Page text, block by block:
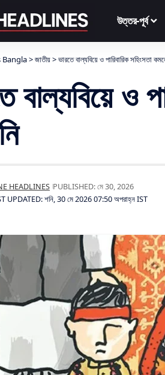
উত্তর-পূর্ব
Bangla>জাতীয়>ভারতে বাল্যবিয়ে ও পারিবারিক সহিংসতা
বাল্যবিয়ে ও
UPDATED: শনি, 30 মে 2026 07:50 অপরাহ্ন IST
HEADLINES PUBLISHED: মে 30, 2026